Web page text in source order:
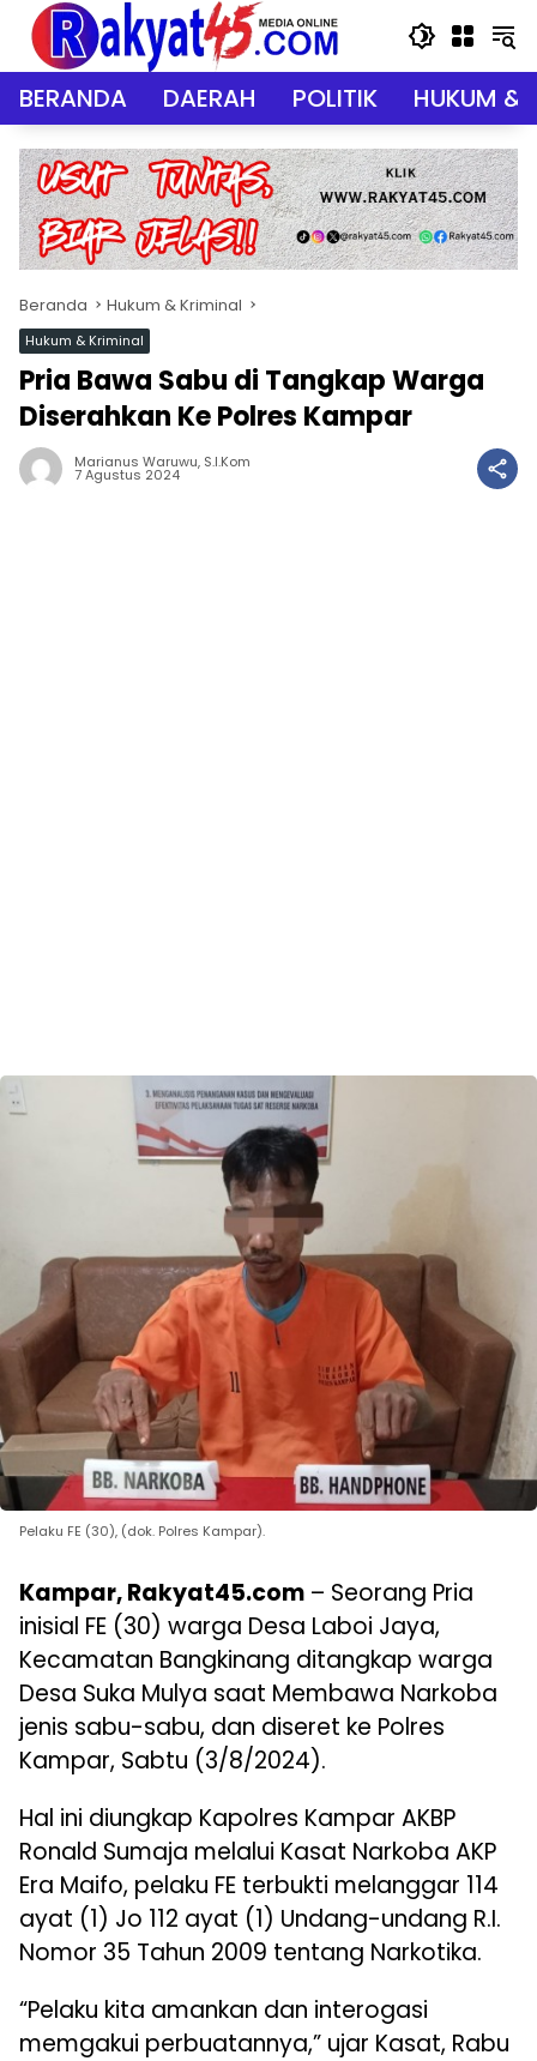
Langsung
konten
BERANDA DAERAH POLITIK HUKUM &
Beranda Hukum & Kriminal
Hukum & Kriminal
Pria Bawa Sabu di Tangkap Warga
Diserahkan Ke Polres Kampar
Marianus Waruwu, S.I.Kom
7 Agustus 2024
Pelaku FE (30), (dok. Polres Kampar).
Kampar, Rakyat45.com – Seorang Pria
inisial FE (30) warga Desa Laboi Jaya,
Kecamatan Bangkinang ditangkap warga
Desa Suka Mulya saat Membawa Narkoba
jenis sabu-sabu, dan diseret ke Polres
Kampar, Sabtu (3/8/2024).
Hal ini diungkap Kapolres Kampar AKBP
Ronald Sumaja melalui Kasat Narkoba AKP
Era Maifo, pelaku FE terbukti melanggar 114
ayat (1) Jo 112 ayat (1) Undang-undang R.I.
Nomor 35 Tahun 2009 tentang Narkotika.
“Pelaku kita amankan dan interogasi
memgakui perbuatannya,” ujar Kasat, Rabu